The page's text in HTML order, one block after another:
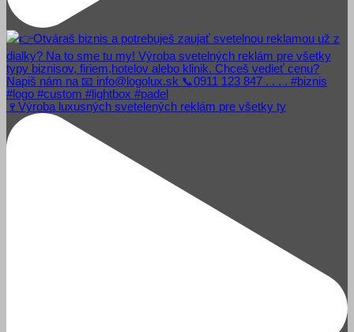
🍷Výroba luxusných svetelených reklám pre všetky ty